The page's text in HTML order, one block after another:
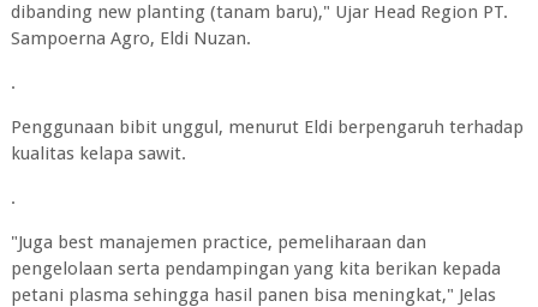
dibanding new planting (tanam baru)," Ujar Head Region PT.
Sampoerna Agro, Eldi Nuzan.
.
Penggunaan bibit unggul, menurut Eldi berpengaruh terhadap
kualitas kelapa sawit.
.
"Juga best manajemen practice, pemeliharaan dan
pengelolaan serta pendampingan yang kita berikan kepada
petani plasma sehingga hasil panen bisa meningkat," Jelas